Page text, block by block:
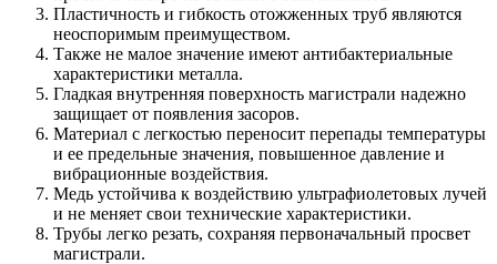
Пластичность и гибкость отожженных труб являются
неоспоримым преимуществом.
Также не малое значение имеют антибактериальные
характеристики металла.
Гладкая внутренняя поверхность магистрали надежно
защищает от появления засоров.
Материал с легкостью переносит перепады температуры
и ее предельные значения, повышенное давление и
вибрационные воздействия.
Медь устойчива к воздействию ультрафиолетовых лучей
и не меняет свои технические характеристики.
Трубы легко резать, сохраняя первоначальный просвет
магистрали.